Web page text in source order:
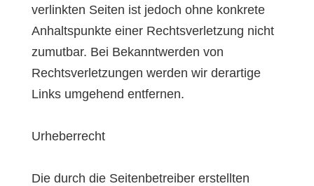
verlinkten Seiten ist jedoch ohne konkrete
Anhaltspunkte einer Rechtsverletzung nicht
zumutbar. Bei Bekanntwerden von
Rechtsverletzungen werden wir derartige
Links umgehend entfernen.
Urheberrecht
Die durch die Seitenbetreiber erstellten